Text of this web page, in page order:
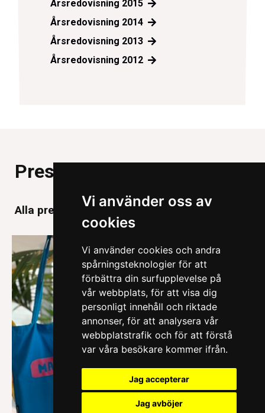
Vi använder oss av
cookies
Vi använder cookies och andra
spårningsteknologier för att
förbättra din surfupplevelse på
vår webbplats, för att visa dig
personligt innehåll och riktade
annonser, för att analysera vår
webbplatstrafik och för att förstå
var våra besökare kommer ifrån.
Jag accepterar
Jag avböjer
Årsredovisning 2015
Årsredovisning 2014
Årsredovisning 2013
Årsredovisning 2012
Pressmeddelanden
Alla pressmeddelanden